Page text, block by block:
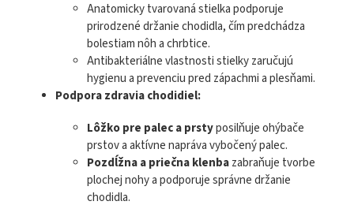
Anatomicky tvarovaná stielka podporuje
prirodzené držanie chodidla, čím predchádza
bolestiam nôh a chrbtice.
Antibakteriálne vlastnosti stielky zaručujú
hygienu a prevenciu pred zápachmi a plesňami.
Podpora zdravia chodidiel:
Lôžko pre palec a prstyposilňuje ohýbače
prstov a aktívne napráva vybočený palec.
Pozdĺžna a priečna klenbazabraňuje tvorbe
plochej nohy a podporuje správne držanie
chodidla.